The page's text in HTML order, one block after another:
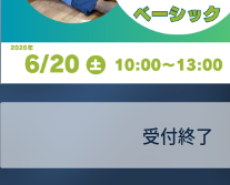
受付終了